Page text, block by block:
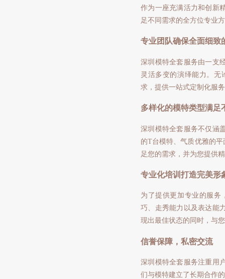
作为一座充满活力和创新
足不同需求的全方位专业
专业团队确保全面细致
深圳模特全套服务由一支
灵活多变的演绎能力。无
求，提供一站式定制化服
多样化的模特类型满足
深圳模特全套服务不仅涵
的T台模特、气质优雅的
足您的需求，并为您提供
专业化培训打造完美形
为了提供更加专业的服务
巧、走秀能力以及表达能
现出最佳状态的同时，与
信誉保障，私密交流
深圳模特全套服务注重用
们与模特建立了长期合作